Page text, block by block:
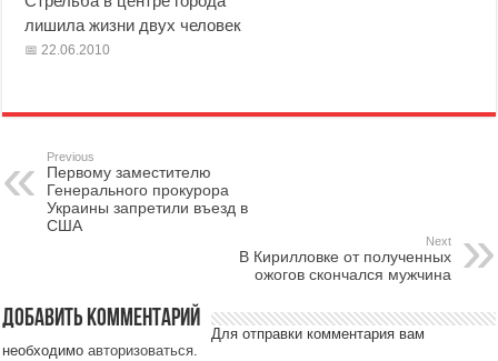
лишила жизни двух человек
22.06.2010
Previous
Первому заместителю
Генерального прокурора
Украины запретили въезд в
США
Next
В Кирилловке от полученных
ожогов скончался мужчина
Добавить комментарий
Для отправки комментария вам
необходимоавторизоваться.